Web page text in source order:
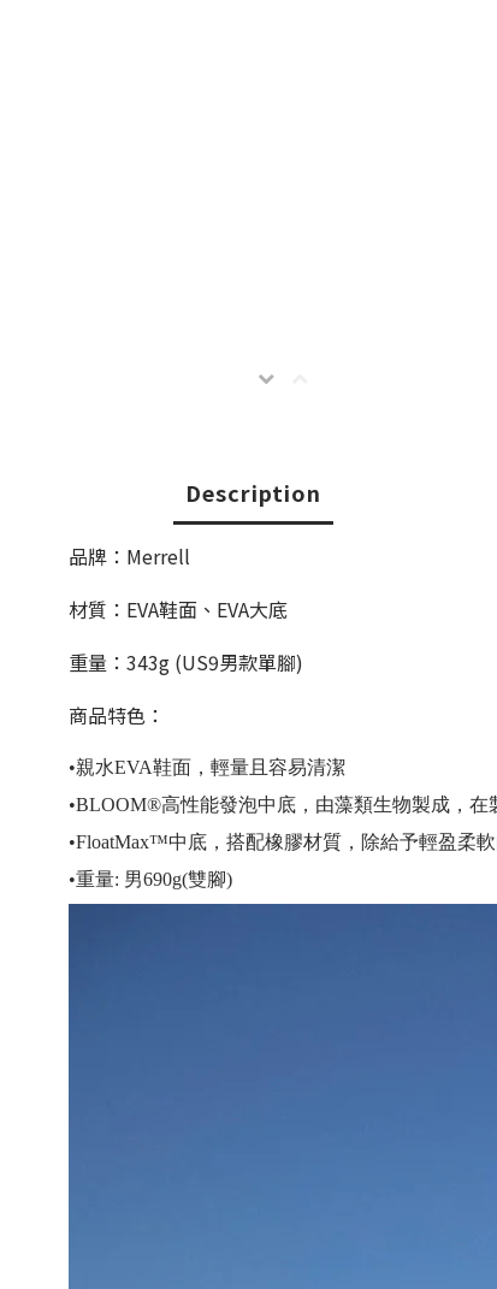
Description
品牌：Merrell
材質： EVA鞋面、EVA大底
重量：343g (US9男款單腳)
商品特色：
•親水EVA鞋面，輕量且容易清潔
•BLOOM®高性能發泡中底，由藻類生物製成，
•FloatMax™中底，搭配橡膠材質，除給予輕盈柔
•重量: 男690g(雙腳)